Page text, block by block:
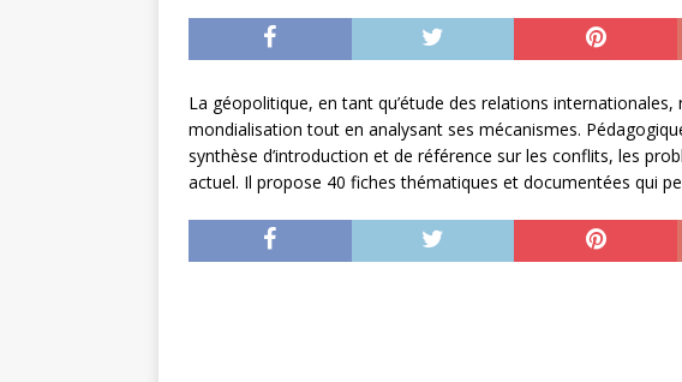
La géopolitique, en tant qu’étude des relations
mondialisation tout en analysant ses mécanismes.
synthèse d’introduction et de référence sur les conflits, les
actuel. Il propose 40 fiches thématiques et documentées qui